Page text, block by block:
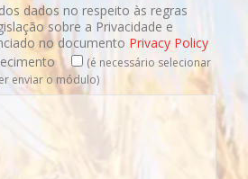
dados no respeito às regras
sobre a Privacidade e
no documento Privacy Policy
(é necessário selecionar
enviar o módulo)